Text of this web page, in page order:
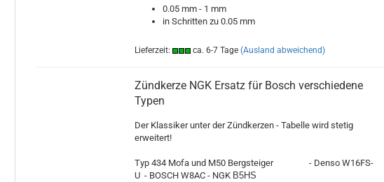
0.05 mm - 1 mm
in Schritten zu 0.05 mm
Lieferzeit: ca. 6-7 Tage (Ausland abweichend)
Zündkerze NGK Ersatz für Bosch verschiedene
Typen
Der Klassiker unter der Zündkerzen - Tabelle wird stetig
erweitert!
Typ 434 Mofa und M50 Bergsteiger - Denso W16FS-
U - BOSCH W8AC - NGK B5HS